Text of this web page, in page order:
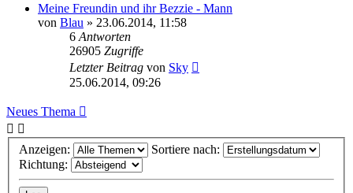
Meine Freundin und ihr Bezzie - Mann
von Blau » 23.06.2014, 11:58
6 Antworten
26905 Zugriffe
Letzter Beitrag von Sky
25.06.2014, 09:26
Neues Thema
Anzeigen:
Sortiere nach:
Richtung: